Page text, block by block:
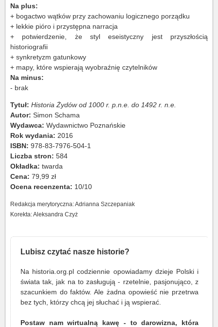
Na plus:
+ bogactwo wątków przy zachowaniu logicznego porządku
+ lekkie pióro i przystępna narracja
+ potwierdzenie, że styl eseistyczny jest przyszłością
historiografii
+ synkretyzm gatunkowy
+ mapy, które wspierają wyobraźnię czytelników
Na minus:
- brak
Tytuł: Historia Żydów od 1000 r. p.n.e. do 1492 r. n.e.
Autor: Simon Schama
Wydawca: Wydawnictwo Poznańskie
Rok wydania: 2016
ISBN: 978-83-7976-504-1
Liczba stron: 584
Okładka: twarda
Cena: 79,99 zł
Ocena recenzenta: 10/10
Redakcja merytoryczna: Adrianna Szczepaniak
Korekta: Aleksandra Czyż
Lubisz czytać nasze historie?
Na historia.org.pl codziennie opowiadamy dzieje Polski i
świata tak, jak na to zasługują - rzetelnie, pasjonująco, z
szacunkiem do faktów. Ale żadna opowieść nie przetrwa
bez tych, którzy chcą jej słuchać i ją wspierać.
Postaw nam wirtualną kawę - to darowizna, która